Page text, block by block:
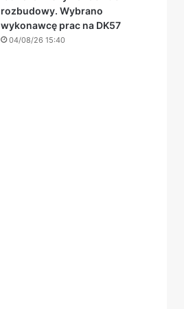
rozbudowy. Wybrano
wykonawcę prac na DK57
04/08/26 15:40